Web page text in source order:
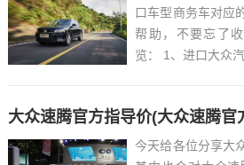
口车型商务车对应
帮助，不要忘了
览： 1、进口大众
大众速腾官方指导价(大众速腾官
今天给各位分享大